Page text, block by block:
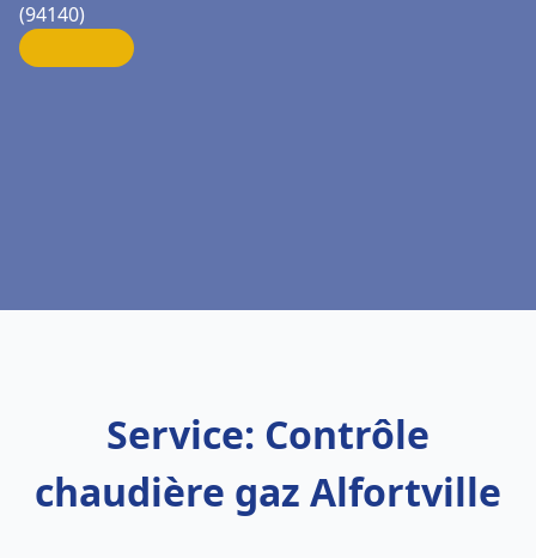
(94140)
Service: Contrôle
chaudière gaz Alfortville